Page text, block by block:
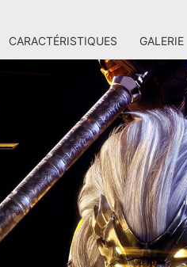
CARACTÉRISTIQUES GALERIE